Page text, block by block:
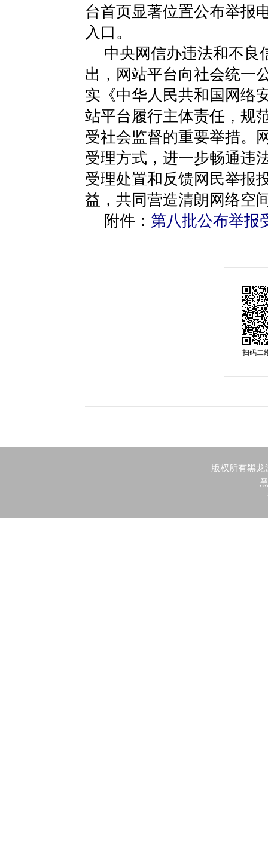
台首页显著位置公布举报
入口。
中央网信办违法和不良
出，网站平台向社会统一
实《中华人民共和国网络
站平台履行主体责任，规
受社会监督的重要举措。
受理方式，进一步畅通违
受理处置和反馈网民举报
益，共同营造清朗网络空
附件： 第八批公布举报
扫码二
版权所有黑